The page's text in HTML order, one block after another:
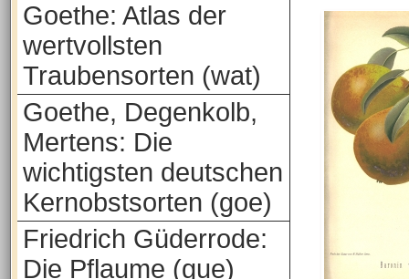
Goethe: Atlas der
wertvollsten
Traubensorten (wat)
Goethe, Degenkolb,
Mertens: Die
wichtigsten deutschen
Kernobstsorten (goe)
Friedrich Güderrode:
Die Pflaume (gue)